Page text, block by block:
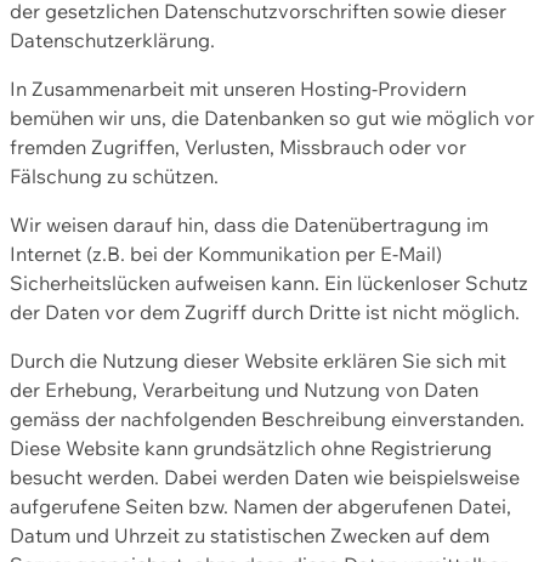
der gesetzlichen Datenschutzvorschriften sowie dieser
Datenschutzerklärung.
In Zusammenarbeit mit unseren Hosting-Providern
bemühen wir uns, die Datenbanken so gut wie möglich vor
fremden Zugriffen, Verlusten, Missbrauch oder vor
Fälschung zu schützen.
Wir weisen darauf hin, dass die Datenübertragung im
Internet (z.B. bei der Kommunikation per E-Mail)
Sicherheitslücken aufweisen kann. Ein lückenloser Schutz
der Daten vor dem Zugriff durch Dritte ist nicht möglich.
Durch die Nutzung dieser Website erklären Sie sich mit
der Erhebung, Verarbeitung und Nutzung von Daten
gemäss der nachfolgenden Beschreibung einverstanden.
Diese Website kann grundsätzlich ohne Registrierung
besucht werden. Dabei werden Daten wie beispielsweise
aufgerufene Seiten bzw. Namen der abgerufenen Datei,
Datum und Uhrzeit zu statistischen Zwecken auf dem